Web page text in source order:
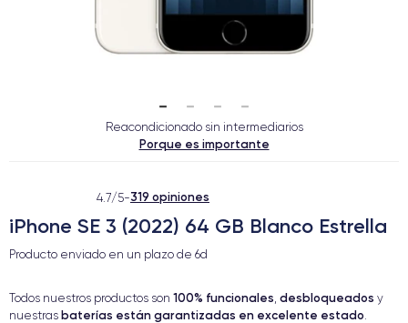
Reacondicionado sin intermediarios
Porque es importante
4.7/5-319 opiniones
iPhone SE 3 (2022) 64 GB Blanco Estrella
Producto enviado en un plazo de 6d
Todos nuestros productos son 100% funcionales, desbloqueados y
nuestras baterías están garantizadas en excelente estado.